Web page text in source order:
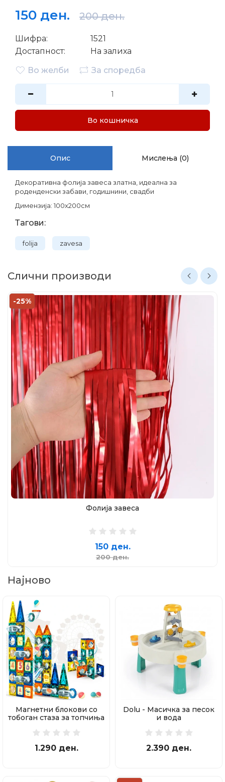
150 ден. 200 ден.
Шифра:
1521
Достапност:
На залиха
Во желби
За споредба
Во кошничка
Опис Мислења (0)
Декоративна фолија завеса златна, идеална за
роденденски забави, годишнини, свадби
Димензија: 100х200см
Тагови:
folija zavesa
Слични производи
-25%
Фолија завеса
150 ден.
200 ден.
Најново
Магнетни блокови со
тобоган стаза за топчиња
1.290 ден.
Dolu - Масичка за песок
и вода
2.390 ден.